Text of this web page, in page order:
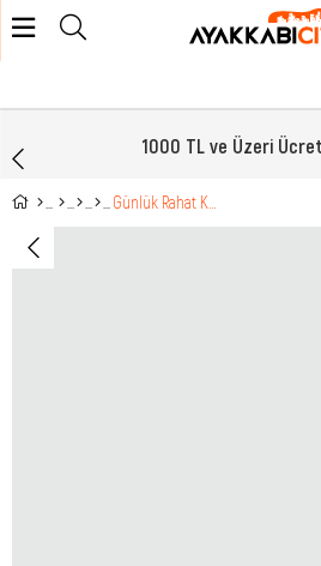
1000 TL ve Üzeri